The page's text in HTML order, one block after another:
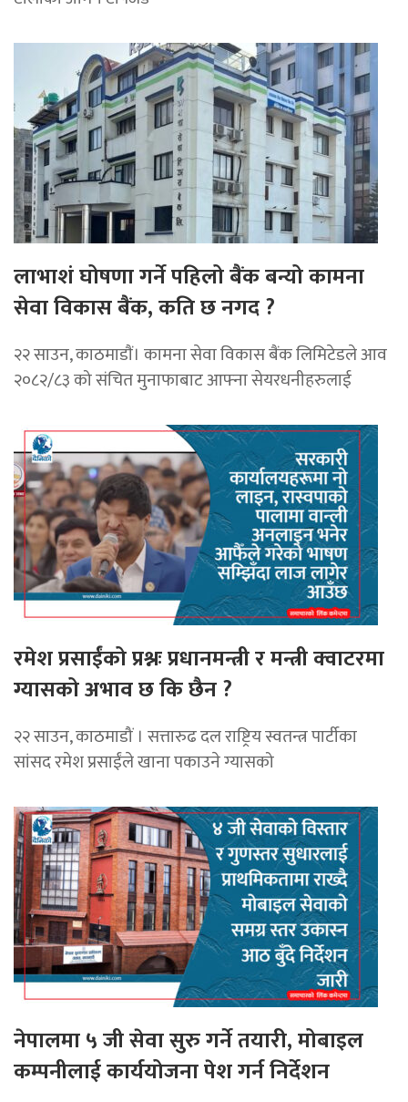
लाभाशं घोषणा गर्ने पहिलो बैंक बन्यो कामना
सेवा विकास बैंक, कति छ नगद ?
२२ साउन, काठमाडाैं। कामना सेवा विकास बैंक लिमिटेडले आव
२०८२/८३ को संचित मुनाफाबाट आफ्ना सेयरधनीहरुलाई
रमेश प्रसाईंको प्रश्नः प्रधानमन्त्री र मन्त्री क्वाटरमा
ग्यासको अभाव छ कि छैन ?
२२ साउन, काठमाडौं । सत्तारुढ दल राष्ट्रिय स्वतन्त्र पार्टीका
सांसद रमेश प्रसाईंले खाना पकाउने ग्यासको
नेपालमा ५ जी सेवा सुरु गर्ने तयारी, मोबाइल
कम्पनीलाई कार्ययोजना पेश गर्न निर्देशन